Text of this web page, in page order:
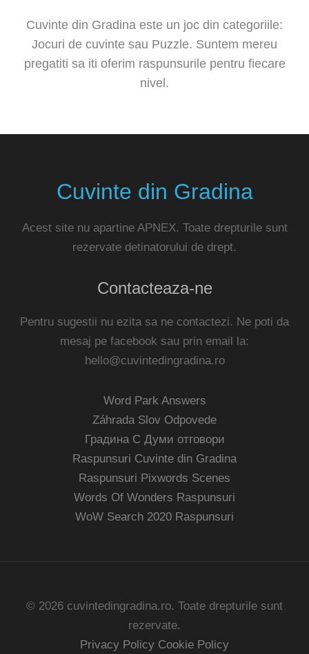
Cuvinte din Gradina este un joc din categoriile:
Jocuri de cuvinte sau Puzzle. Suntem mereu
pregatiti sa iti oferim raspunsurile pentru fiecare
nivel.
Cuvinte din Gradina
Acest site nu apartine APNEX. Toate drepturile sunt
rezervate detinatorului de drept.
Contacteaza-ne
Pentru sugestii nu ezita sa ne contactezi. Ne poti da
mesaj pe facebook sau prin email la:
hello@cuvintedingradina.ro
Word Park Answers
Záhrada Slov Odpovede
Градина С Думи отговори
Raspunsuri Cuvinte din Gradina
Raspunsuri Pixwords Scenes
Words Of Wonders Raspunsuri
WoW Search 2020 Raspunsuri
© 2026 cuvintedingradina.ro. Toate drepturile sunt
rezervate.
Privacy Policy Cookie Policy